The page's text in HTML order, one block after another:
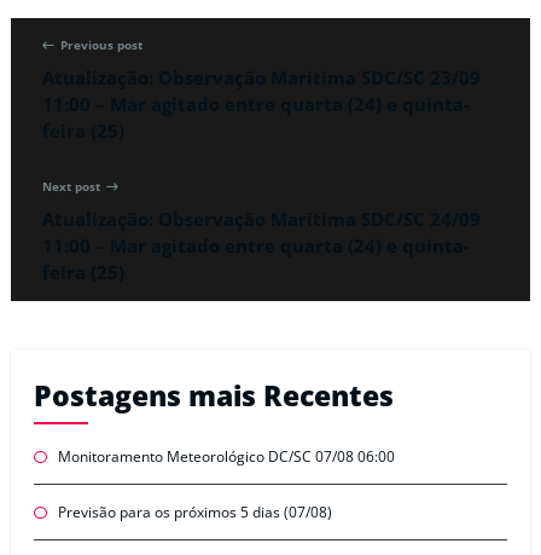
Previous post
Next post
Postagens mais Recentes
Monitoramento Meteorológico DC/SC 07/08 06:00
Previsão para os próximos 5 dias (07/08)